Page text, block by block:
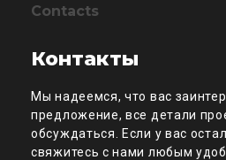
Contacts
Контакты
Мы надеемся, что вас
предложение, все детали
обсуждаться. Если у вас
свяжитесь с нами любым